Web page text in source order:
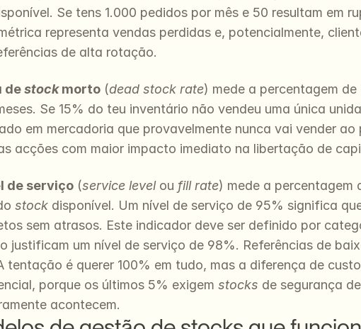
Se tens 1.000 pedidos por mês e 50 resultam em
representa vendas perdidas e, potencialmente,
de alta rotação.
de stock morto (dead stock rate) mede a percentagem
Se 15% do teu inventário não vendeu uma única
em mercadoria que provavelmente nunca vai vender
acções com maior impacto imediato na libertação de
de serviço (service level ou fill rate) mede a percentagem
stock disponível. Um nível de serviço de 95% significa
sem atrasos. Este indicador deve ser definido por
justificam um nível de serviço de 98%. Referências de
tentação é querer 100% em tudo, mas a diferença de
porque os últimos 5% exigem stocks de segurança
acontecem.